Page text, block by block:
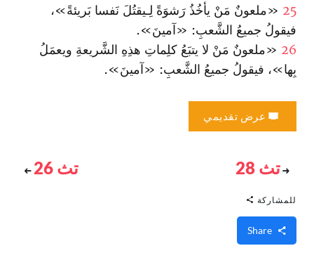
25 «ملعونٌ مَنْ يأخُذُ رَشوَةً لِـيقتُلَ نَفسا بَريئةً»،
فيقولُ جميعُ الشَّعبِ: «آمينَ».
26 «ملعونٌ مَنْ لا يتبَعُ كلِماتِ هذِهِ الشَّريعةِ ويعمَلُ
بِها»، فيقولُ جميعُ الشَّعبِ: «آمينَ‌».
عرض تقديمي
تث 28 تث 26
للمشاركة